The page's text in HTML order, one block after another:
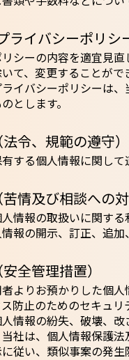
ライバシーポリシ
シーの内容を適宜見
て、変更することがで
イバシーポリシーは
とします。
令、規範の遵守）
する個人情報に関して
情及び相談への対
情報の取扱いに関す
報の開示、訂正、追
全管理措置）
よりお預かりした個
防止のためのセキュ
情報の紛失、破壊、
社は、個人情報保護
従い、類似事案の発生